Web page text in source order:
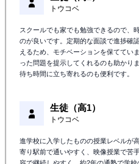
トウコベ
スクールでも家でも勉強できるので、
のが良いです。定期的な面談で進捗確
えるため、モチベーションを保ててい
った問題を提示してくれるのも助かり
待ち時間に立ち寄れるのも便利です。
生徒（高1）
トウコベ
進学校に入学したものの授業レベルが
寄り駅前で通いやすく、映像授業で苦